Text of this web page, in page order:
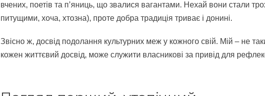
вчених, поетів та п’яниць, що звалися вагантами. Нехай вони стали
питущими, хоча, хтозна), проте добра традиція триває і донині.
Звісно ж, досвід подолання культурних меж у кожного свій. Мій – не
кожен життєвий досвід, може служити власникові за привід для